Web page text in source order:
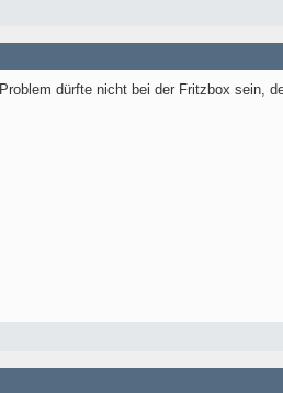
dürfte nicht bei der Fritzbox sein,